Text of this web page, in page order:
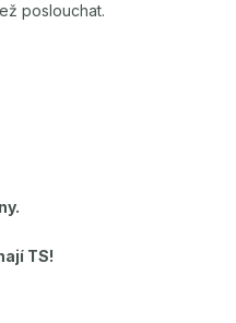
poslouchat.
TS!